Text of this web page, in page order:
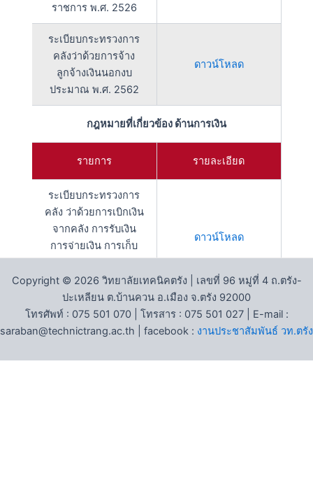
ราชการ พ.ศ. 2526
ระเบียบกระทรวงการ
คลังว่าด้วยการจ้าง
ลูกจ้างเงินนอกงบ
ประมาณ พ.ศ. 2562
ดาวน์โหลด
กฎหมายที่เกี่ยวข้อง ด้านการเงิน
รายการ รายละเอียด
ระเบียบกระทรวงการ
คลัง ว่าด้วยการเบิกเงิน
จากคลัง การรับเงิน
การจ่ายเงิน การเก็บ
รักษาเงิน และการนำ
เงินส่งคลัง พ.ศ. 2562
ดาวน์โหลด
พระราชบัญญัติวินัยการ
เงินการคลังของรัฐ
ดาวน์โหลด
Copyright © 2026 วิทยาลัยเทคนิคตรัง | เลขที่ 96 หมู่ที่ 4 ถ.ตรัง-
ปะเหลียน ต.บ้านควน อ.เมือง จ.ตรัง 92000
โทรศัพท์ : 075 501 070 | โทรสาร : 075 501 027 | E-mail :
saraban@technictrang.ac.th | facebook : งานประชาสัมพันธ์ วท.ตรัง